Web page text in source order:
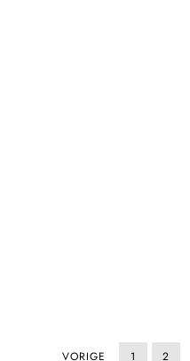
VORIGE 1 2